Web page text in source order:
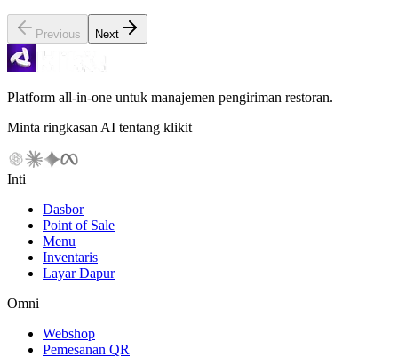
Previous Next
Platform all-in-one untuk manajemen pengiriman restoran.
Minta ringkasan AI tentang klikit
Inti
Dasbor
Point of Sale
Menu
Inventaris
Layar Dapur
Omni
Webshop
Pemesanan QR